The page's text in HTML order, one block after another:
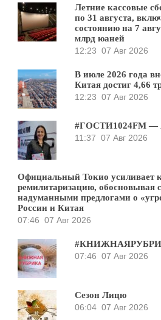
Летние кассовые
по 31 августа,
состоянию на 7
млрд юаней
12:23 07 Авг 2026
В июле 2026 года
Китая достиг 4,66
12:23 07 Авг 2026
#ГОСТИ1024FM —
11:37 07 Авг 2026
Официальный Токио усиливает
ремилитаризацию, обосновывая
надуманными предлогами о
России и Китая
07:46 07 Авг 2026
07:46 07 Авг 2026
Сезон Лицю
06:04 07 Авг 2026